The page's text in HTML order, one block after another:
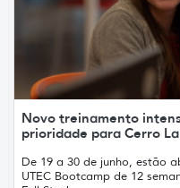
Novo treinamento
prioridade para Cerro
De 19 a 30 de junho, estão
UTEC Bootcamp de 12